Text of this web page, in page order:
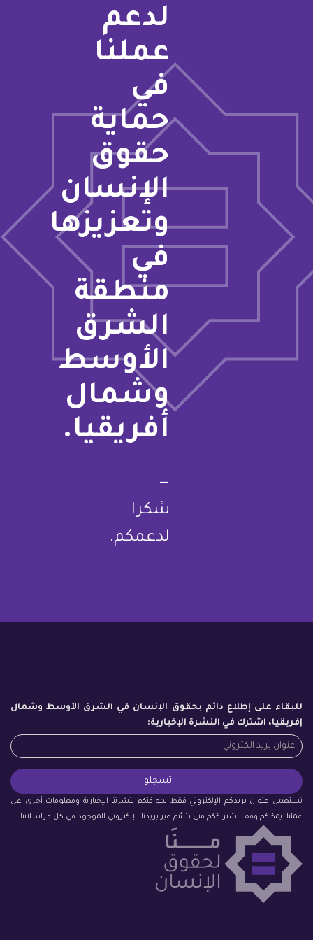
لدعم
عملنا
في
حماية
حقوق
الإنسان
وتعزيزها
في
منطقة
الشرق
الأوسط
وشمال
أفريقيا.
—
شكرا
لدعمكم.
للبقاء على إطلاع دائم بحقوق الإنسان في الشرق الأوسط وشمال
إفريقيا، اشترك في النشرة الإخبارية:
نستعمل عنوان بريدكم الإلكتروني فقط لموافتكم بنشرتنا الإخبارية ومعلومات أخرى عن
عملنا. يمكنكم وقف اشتراككم متى شئتم عبر بريدنا الإلكتروني الموجود في كل مراسلاتنا.